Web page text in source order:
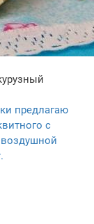
предлагаю
с